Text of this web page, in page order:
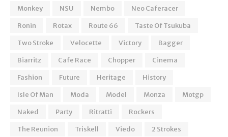
Monkey
NSU Nembo
Neo Caferacer
Ronin
Rotax Route 66
Taste Of Tsukuba
Two Stroke
Velocette Victory
Bagger
Biarritz
Cafe Race Chopper
Cinema
Fashion
Future Heritage
History
Isle Of Man
Moda Model Monza
Motgp
Naked
Party Ritratti
Rockers
The Reunion
Triskell Viedo
2 Strokes